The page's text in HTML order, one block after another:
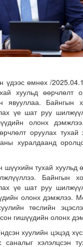
хөтөлбөр /2026.08.06/
өмнөх /
хуульд өөрчлөлт
явууллаа.
үе шат руу
олонх
оруулах
хуралдаанд
тухай хуульд
Байнгын
үе шат руу
олонх дэмжлээ.
төслийн
гишүүдийн олонх
хуулийн цэцэд
хэлэлцсэн